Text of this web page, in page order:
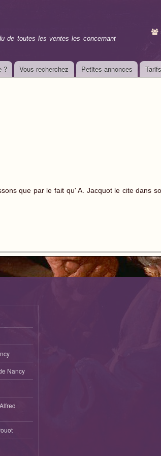
de toutes les ventes les concernant
? Vous recherchez Petites annonces Tarifs
que par le fait qu' A. Jacquot le cite dans
Nancy